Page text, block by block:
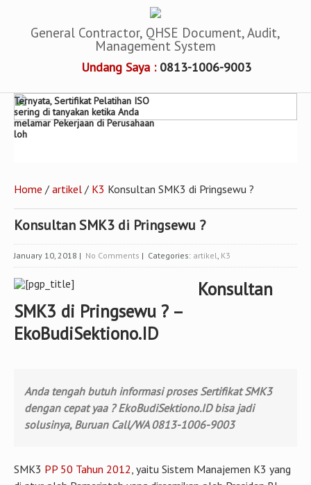
General Contractor, QHSE Document, Audit,
Management System
Undang Saya : 0813-1006-9003
sering di tanyakan ketika Anda
melamar Pekerjaan di Perusahaan
Home/artikel/K3Konsultan SMK3 di Pringsewu ?
January 10, 2018| No Comments| Categories:artikel,K3
Konsultan
EkoBudiSektiono.ID